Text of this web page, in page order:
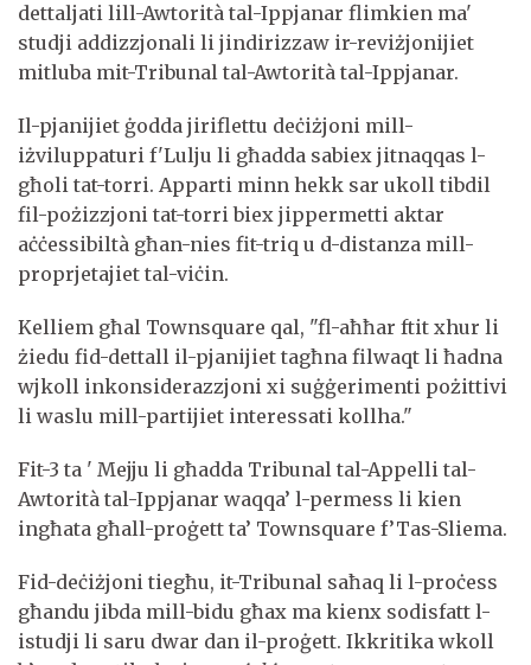
dettaljati lill-Awtorità tal-Ippjanar flimkien ma'
studji addizzjonali li jindirizzaw ir-reviżjonijiet
mitluba mit-Tribunal tal-Awtorità tal-Ippjanar.
Il-pjanijiet ġodda jiriflettu deċiżjoni mill-
iżviluppaturi f'Lulju li għadda sabiex jitnaqqas l-
għoli tat-torri. Apparti minn hekk sar ukoll tibdil
fil-pożizzjoni tat-torri biex jippermetti aktar
aċċessibiltà għan-nies fit-triq u d-distanza mill-
proprjetajiet tal-viċin.
Kelliem għal Townsquare qal, "fl-aħħar ftit xhur li
żiedu fid-dettall il-pjanijiet tagħna filwaqt li ħadna
wjkoll inkonsiderazzjoni xi suġġerimenti pożittivi
li waslu mill-partijiet interessati kollha."
Fit-3 ta ' Mejju li għadda Tribunal tal-Appelli tal-
Awtorità tal-Ippjanar waqqa’ l-permess li kien
ingħata għall-proġett ta’ Townsquare f’Tas-Sliema.
Fid-deċiżjoni tiegħu, it-Tribunal saħaq li l-proċess
għandu jibda mill-bidu għax ma kienx sodisfatt l-
istudji li saru dwar dan il-proġett. Ikkritika wkoll